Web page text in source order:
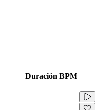
Duración BPM